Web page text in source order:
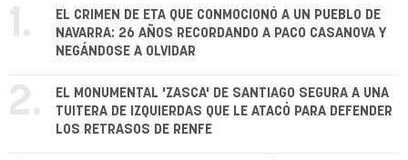
1.
EL CRIMEN DE ETA QUE CONMOCIONÓ A UN PUEBLO DE
NAVARRA: 26 AÑOS RECORDANDO A PACO CASANOVA Y
NEGÁNDOSE A OLVIDAR
2.
EL MONUMENTAL 'ZASCA' DE SANTIAGO SEGURA A UNA
TUITERA DE IZQUIERDAS QUE LE ATACÓ PARA DEFENDER
LOS RETRASOS DE RENFE